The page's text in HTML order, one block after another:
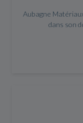
Aubagne
dans son